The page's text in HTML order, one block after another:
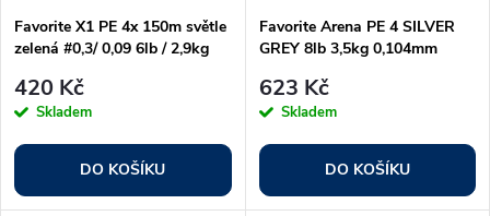
Favorite X1 PE 4x 150m světle
zelená #0,3/ 0,09 6lb / 2,9kg
420 Kč
Skladem
DO KOŠÍKU
Favorite Arena PE 4 SILVER
GREY 8lb 3,5kg 0,104mm
623 Kč
Skladem
DO KOŠÍKU